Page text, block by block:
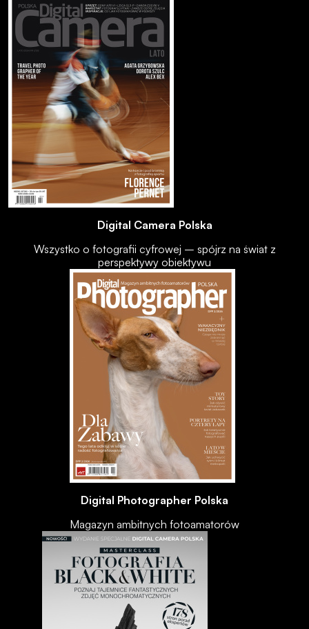
Digital Camera Polska
Wszystko o fotografii cyfrowej – spójrz na świat z
perspektywy obiektywu
Digital Photographer Polska
Magazyn ambitnych fotoamatorów